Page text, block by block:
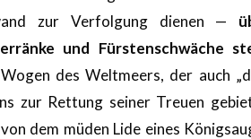
zur Verfolgung dienen —
und Fürstenschwäche
des Weltmeers, der auch
zur Rettung seiner Treuen
dem müden Lide eines